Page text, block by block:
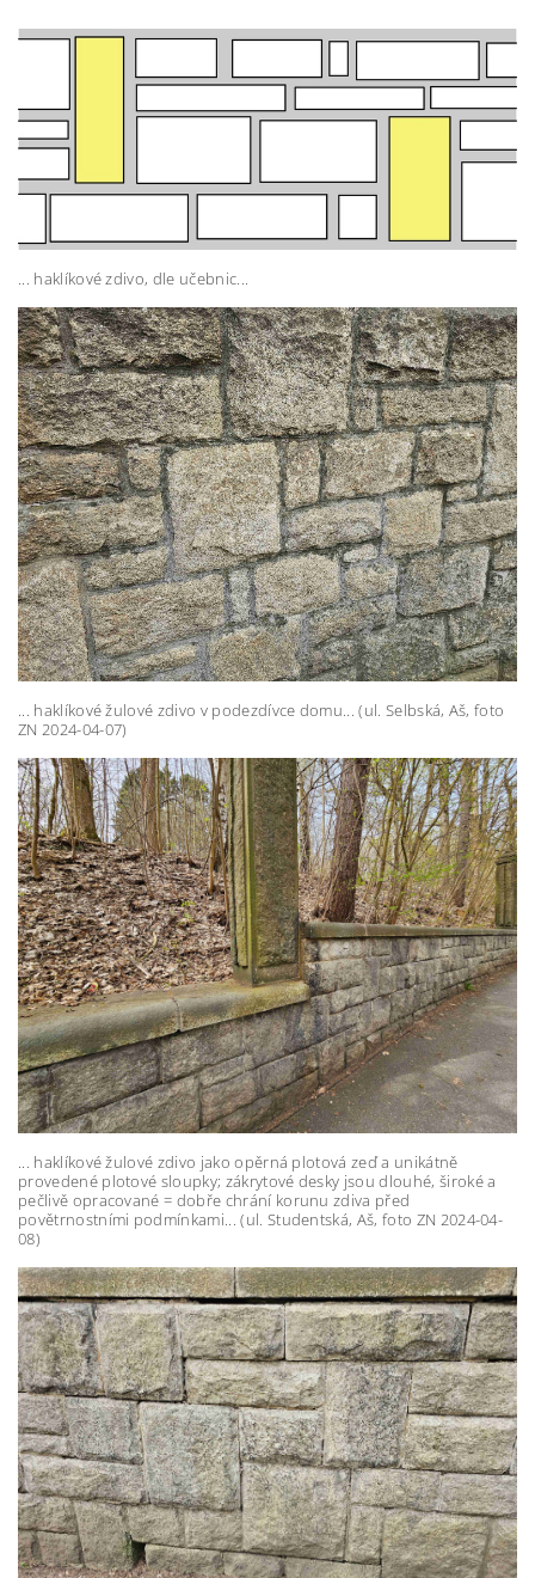
... haklíkové zdivo, dle učebnic...
... haklíkové žulové zdivo v podezdívce domu... (ul. Selbská, Aš, foto
ZN 2024-04-07)
... haklíkové žulové zdivo jako opěrná plotová zeď a unikátně
provedené plotové sloupky; zákrytové desky jsou dlouhé, široké a
pečlivě opracované = dobře chrání korunu zdiva před
povětrnostními podmínkami... (ul. Studentská, Aš, foto ZN 2024-04-
08)